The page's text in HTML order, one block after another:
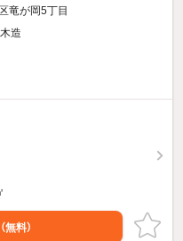
竜が岡5丁目
造
（無料）